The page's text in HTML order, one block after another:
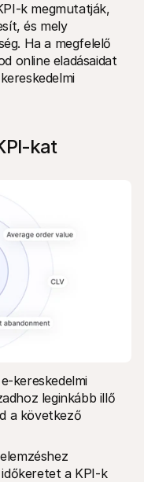
k megmutatják,
és mely
Ha a megfelelő
online eladásaidat
kat
kereskedelmi
leginkább illő
a következő
a KPI-k